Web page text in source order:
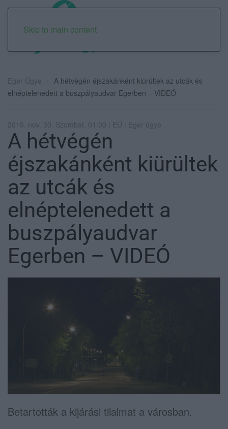
Skip to main content
Eger Ügye
A hétvégén éjszakánként kiürültek az utcák és
elnéptelenedett a buszpályaudvar Egerben – VIDEÓ
2019. nov. 30. Szombat, 01:00 | EÜ | Eger ügye
A hétvégén
éjszakánként kiürültek
az utcák és
elnéptelenedett a
buszpályaudvar
Egerben – VIDEÓ
Betartották a kijárási tilalmat a városban.